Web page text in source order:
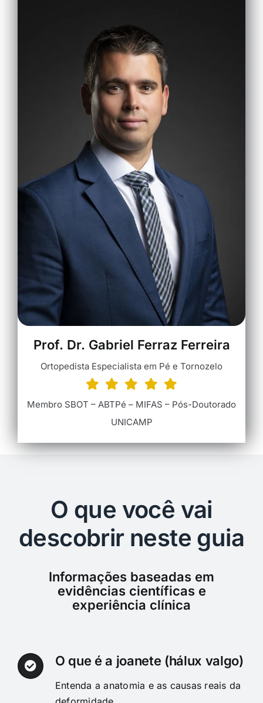
Prof. Dr. Gabriel Ferraz Ferreira
Ortopedista Especialista em Pé e Tornozelo
Membro SBOT – ABTPé – MIFAS – Pós-Doutorado
UNICAMP
O que você vai
descobrir neste guia
Informações baseadas em
evidências científicas e
experiência clínica
O que é a joanete (hálux valgo)
Entenda a anatomia e as causas reais da